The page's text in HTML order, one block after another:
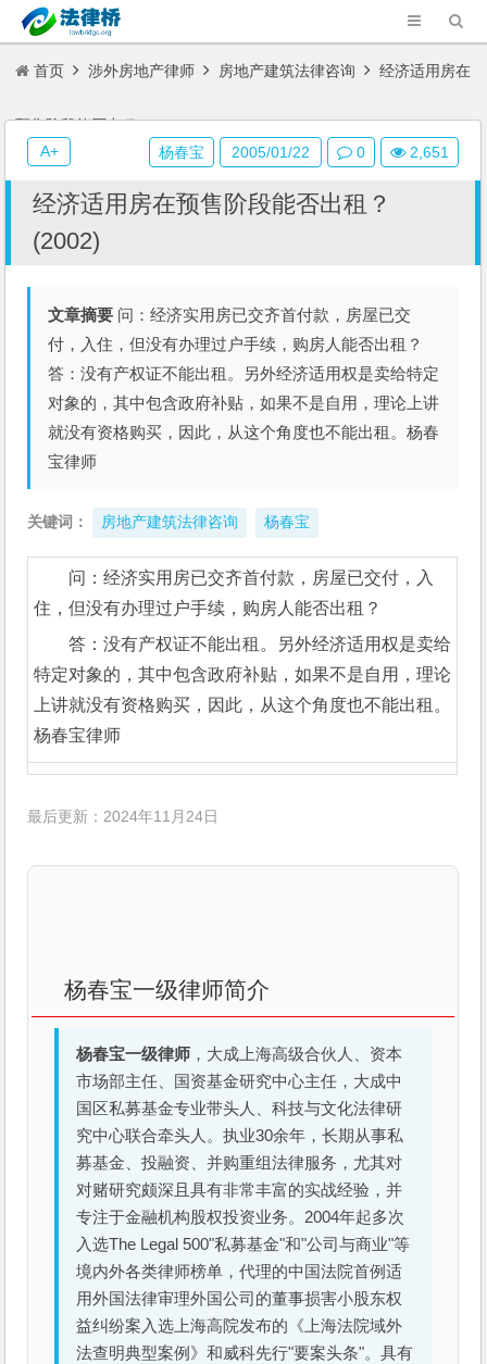
首页 涉外房地产律师 房地产建筑法律咨询 经济适用房在
预售阶段能否出租？(2002)
经济适用房在预售阶段能否出租？
(2002)
文章摘要 问：经济实用房已交齐首付款，房屋已交
付，入住，但没有办理过户手续，购房人能否出租？
答：没有产权证不能出租。另外经济适用权是卖给特定
对象的，其中包含政府补贴，如果不是自用，理论上讲
就没有资格购买，因此，从这个角度也不能出租。杨春
宝律师
关键词： 房地产建筑法律咨询 杨春宝
问：经济实用房已交齐首付款，房屋已交付，入
住，但没有办理过户手续，购房人能否出租？
答：没有产权证不能出租。另外经济适用权是卖给
特定对象的，其中包含政府补贴，如果不是自用，理论
上讲就没有资格购买，因此，从这个角度也不能出租。
杨春宝律师
最后更新：2024年11月24日
杨春宝一级律师简介
杨春宝一级律师 ，大成上海高级合伙人、资本
市场部主任、国资基金研究中心主任，大成中
国区私募基金专业带头人、科技与文化法律研
究中心联合牵头人。执业30余年，长期从事私
募基金、投融资、并购重组法律服务，尤其对
对赌研究颇深且具有非常丰富的实战经验，并
专注于金融机构股权投资业务。2004年起多次
入选The Legal 500"私募基金"和"公司与商业"等
境内外各类律师榜单，代理的中国法院首例适
用外国法律审理外国公司的董事损害小股东权
益纠纷案入选上海高院发布的《上海法院域外
法查明典型案例》和威科先行"要案头条"。具有
杨春宝 2005/01/22 0 2,651
A+